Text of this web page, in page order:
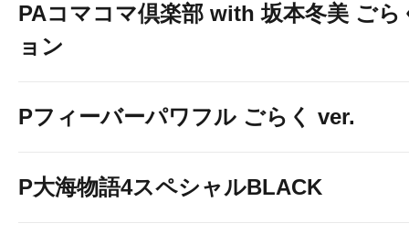
PAコマコマ倶楽部 with 坂本冬美 ごら
ョン
Pフィーバーパワフル ごらく ver.
P大海物語4スペシャルBLACK